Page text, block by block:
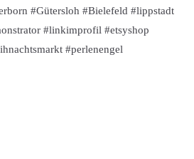
#Gütersloh #Bielefeld #lippstadt
#linkimprofil #etsyshop
#perlenengel